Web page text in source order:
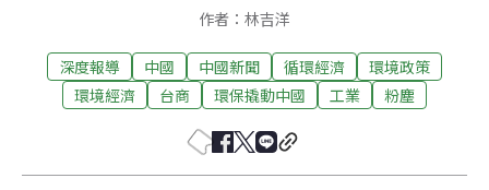
作者：林吉洋
深度報導 中國 中國新聞 循環經濟
環境政策
環境經濟
台商 環保撬動中國 工業 粉塵